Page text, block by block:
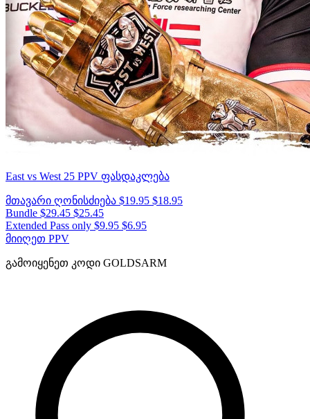
East vs West 25 PPV ფასდაკლება
მთავარი ღონისძიება $19.95 $18.95
Bundle $29.45 $25.45
Extended Pass only $9.95 $6.95
მიიღეთ PPV
გამოიყენეთ კოდი GOLDSARM